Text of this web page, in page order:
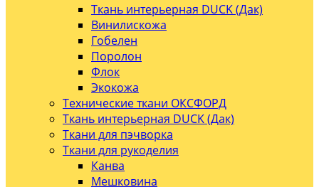
Ткань интерьерная DUCK (Дак)
Винилискожа
Гобелен
Поролон
Флок
Экокожа
Технические ткани ОКСФОРД
Ткань интерьерная DUCK (Дак)
Ткани для пэчворка
Ткани для рукоделия
Канва
Мешковина